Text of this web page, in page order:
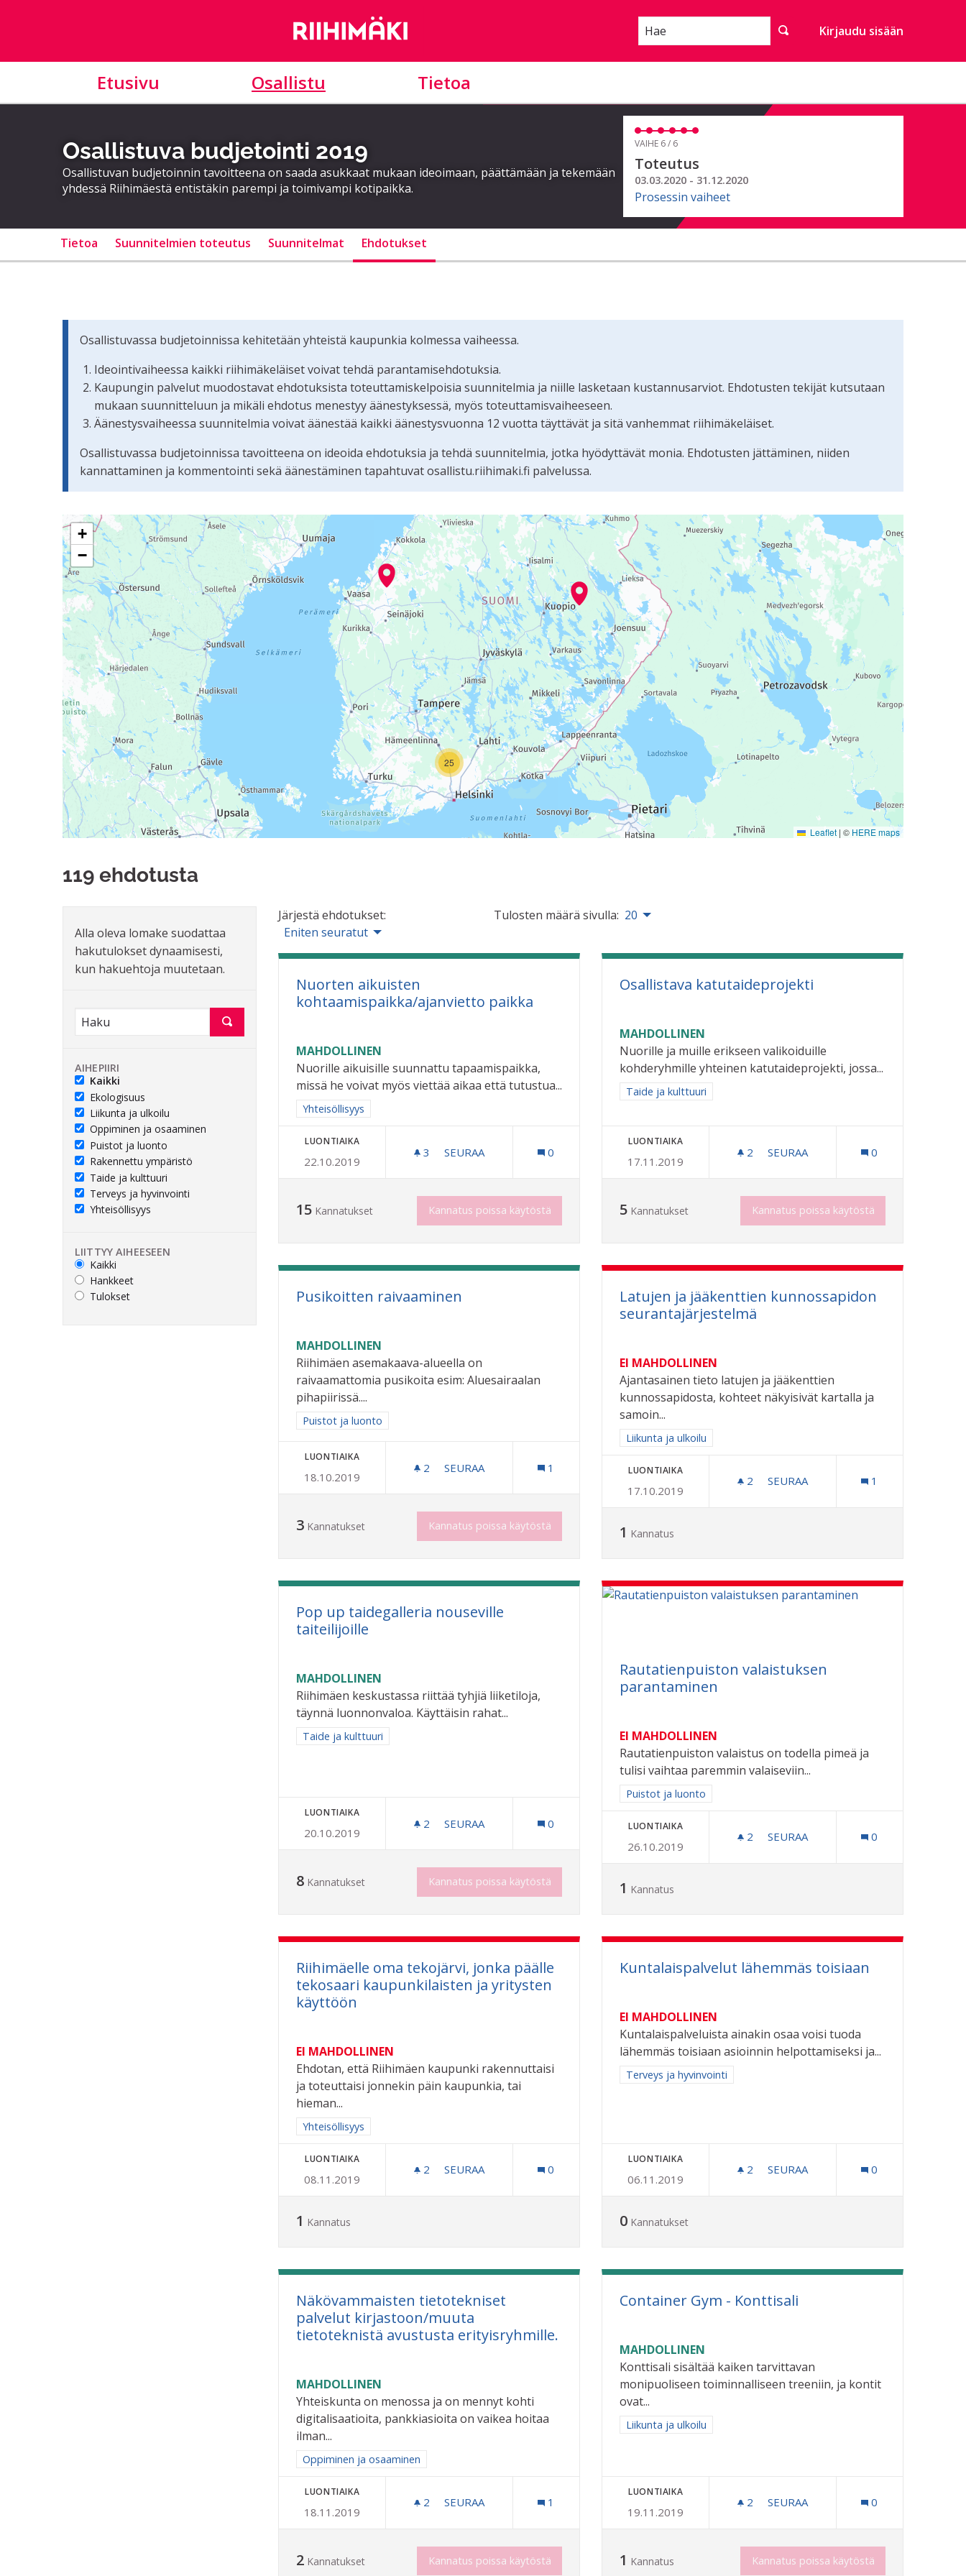
Hae Kirjaudu sisään
Etusivu Osallistu Tietoa
Osallistuva budjetointi 2019
Osallistuvan budjetoinnin tavoitteena on saada asukkaat mukaan ideoimaan, päättämään ja tekemään
yhdessä Riihimäestä entistäkin parempi ja toimivampi kotipaikka.
VAIHE 6 / 6
Toteutus
03.03.2020 - 31.12.2020
Prosessin vaiheet
Tietoa Suunnitelmien toteutus Suunnitelmat Ehdotukset
Osallistuvassa budjetoinnissa kehitetään yhteistä kaupunkia kolmessa vaiheessa.
Ideointivaiheessa kaikki riihimäkeläiset voivat tehdä parantamisehdotuksia.
Kaupungin palvelut muodostavat ehdotuksista toteuttamiskelpoisia suunnitelmia ja niille lasketaan kustannusarviot. Ehdotusten tekijät kutsutaan
mukaan suunnitteluun ja mikäli ehdotus menestyy äänestyksessä, myös toteuttamisvaiheeseen.
Äänestysvaiheessa suunnitelmia voivat äänestää kaikki äänestysvuonna 12 vuotta täyttävät ja sitä vanhemmat riihimäkeläiset.
Osallistuvassa budjetoinnissa tavoitteena on ideoida ehdotuksia ja tehdä suunnitelmia, jotka hyödyttävät monia. Ehdotusten jättäminen, niiden
kannattaminen ja kommentointi sekä äänestäminen tapahtuvat osallistu.riihimaki.fi palvelussa.
Seuraavassa elementissä on kartta, joka esittää tämän sivun tietueet karttapisteinä. Elementtiä voi käyttää ruudunlukijalla, mutta se voi olla vaikeaselkoinen.
25
+
−
Leaflet | © HERE maps
119 ehdotusta
Alla oleva lomake suodattaa
hakutulokset dynaamisesti,
kun hakuehtoja muutetaan.
AIHEPIIRI
Kaikki
Ekologisuus
Liikunta ja ulkoilu
Oppiminen ja osaaminen
Puistot ja luonto
Rakennettu ympäristö
Taide ja kulttuuri
Terveys ja hyvinvointi
Yhteisöllisyys
LIITTYY AIHEESEEN
Kaikki
Hankkeet
Tulokset
Järjestä ehdotukset:
Eniten seuratut
Tulosten määrä sivulla: 20
Nuorten aikuisten
kohtaamispaikka/ajanvietto paikka
MAHDOLLINEN
Nuorille aikuisille suunnattu tapaamispaikka,
missä he voivat myös viettää aikaa että tutustua...
Rajaa tulokset aihepiirin mukaan: Yhteisöllisyys
Yhteisöllisyys
LUONTIAIKA
22.10.2019
3 3 SEURAAJAA
SEURAA
NUORTEN AIKUISTEN KOHTAAMISPAIKKA/AJANVIETTO PAIKKA
0
15 Kannatukset Kannatus poissa käytöstä
Osallistava katutaideprojekti
MAHDOLLINEN
Nuorille ja muille erikseen valikoiduille
kohderyhmille yhteinen katutaideprojekti, jossa...
Rajaa tulokset aihepiirin mukaan: Taide ja kulttuuri
Taide ja kulttuuri
LUONTIAIKA
17.11.2019
2 2 SEURAAJAA
SEURAA 0
5 Kannatukset Kannatus poissa käytöstä
Pusikoitten raivaaminen
MAHDOLLINEN
Riihimäen asemakaava-alueella on
raivaamattomia pusikoita esim: Aluesairaalan
pihapiirissä....
Rajaa tulokset aihepiirin mukaan: Puistot ja luonto
Puistot ja luonto
LUONTIAIKA
18.10.2019
2 2 SEURAAJAA
SEURAA 1
3 Kannatukset Kannatus poissa käytöstä
Latujen ja jääkenttien kunnossapidon
seurantajärjestelmä
EI MAHDOLLINEN
Ajantasainen tieto latujen ja jääkenttien
kunnossapidosta, kohteet näkyisivät kartalla ja
samoin...
Rajaa tulokset aihepiirin mukaan: Liikunta ja ulkoilu
Liikunta ja ulkoilu
LUONTIAIKA
17.10.2019
2 2 SEURAAJAA
SEURAA 1
1 Kannatus
Pop up taidegalleria nouseville
taiteilijoille
MAHDOLLINEN
Riihimäen keskustassa riittää tyhjiä liiketiloja,
täynnä luonnonvaloa. Käyttäisin rahat...
Rajaa tulokset aihepiirin mukaan: Taide ja kulttuuri
Taide ja kulttuuri
LUONTIAIKA
20.10.2019
2 2 SEURAAJAA
SEURAA
POP UP TAIDEGALLERIA NOUSEVILLE TAITEILIJOILLE
0
8 Kannatukset Kannatus poissa käytöstä
Rautatienpuiston valaistuksen
parantaminen
EI MAHDOLLINEN
Rautatienpuiston valaistus on todella pimeä ja
tulisi vaihtaa paremmin valaiseviin...
Rajaa tulokset aihepiirin mukaan: Puistot ja luonto
Puistot ja luonto
LUONTIAIKA
26.10.2019
2 2 SEURAAJAA
SEURAA 0
1 Kannatus
Riihimäelle oma tekojärvi, jonka päälle
tekosaari kaupunkilaisten ja yritysten
käyttöön
EI MAHDOLLINEN
Ehdotan, että Riihimäen kaupunki rakennuttaisi
ja toteuttaisi jonnekin päin kaupunkia, tai
hieman...
Rajaa tulokset aihepiirin mukaan: Yhteisöllisyys
Yhteisöllisyys
LUONTIAIKA
08.11.2019
2 2 SEURAAJAA
SEURAA
RIIHIMÄELLE OMA TEKOJÄRVI, JONKA PÄÄLLE TEKOSAARI KAUPUNKILAISTEN JA YRITYSTEN
0
1 Kannatus
Kuntalaispalvelut lähemmäs toisiaan
EI MAHDOLLINEN
Kuntalaispalveluista ainakin osaa voisi tuoda
lähemmäs toisiaan asioinnin helpottamiseksi ja...
Rajaa tulokset aihepiirin mukaan: Terveys ja hyvinvointi
Terveys ja hyvinvointi
LUONTIAIKA
06.11.2019
2 2 SEURAAJAA
SEURAA 0
0 Kannatukset
Näkövammaisten tietotekniset
palvelut kirjastoon/muuta
tietoteknistä avustusta erityisryhmille.
MAHDOLLINEN
Yhteiskunta on menossa ja on mennyt kohti
digitalisaatioita, pankkiasioita on vaikea hoitaa
ilman...
Rajaa tulokset aihepiirin mukaan: Oppiminen ja osaaminen
Oppiminen ja osaaminen
LUONTIAIKA
18.11.2019
2 2 SEURAAJAA
SEURAA
NÄKÖVAMMAISTEN TIETOTEKNISET PALVELUT KIRJASTOON/MUUTA TIETOTEKNISTÄ AVUSTUSTA
1
2 Kannatukset Kannatus poissa käytöstä
Container Gym - Konttisali
MAHDOLLINEN
Konttisali sisältää kaiken tarvittavan
monipuoliseen toiminnalliseen treeniin, ja kontit
ovat...
Rajaa tulokset aihepiirin mukaan: Liikunta ja ulkoilu
Liikunta ja ulkoilu
LUONTIAIKA
19.11.2019
2 2 SEURAAJAA
SEURAA 0
1 Kannatus Kannatus poissa käytöstä